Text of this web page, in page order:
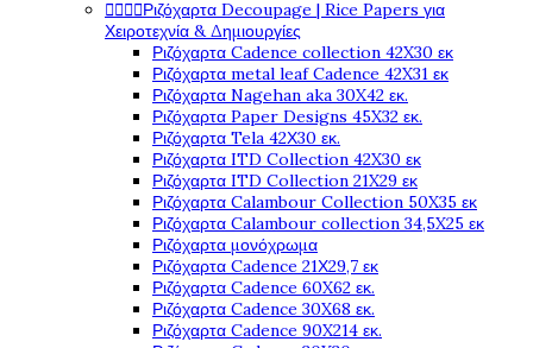
   Ριζόχαρτα Decoupage | Rice Papers για
Χειροτεχνία & Δημιουργίες
Ριζόχαρτα Cadence collection 42X30 εκ
Ριζόχαρτα metal leaf Cadence 42X31 εκ
Ριζόχαρτα Nagehan aka 30X42 εκ.
Ριζόχαρτα Paper Designs 45X32 εκ.
Ριζόχαρτα Tela 42Χ30 εκ.
Ριζόχαρτα ITD Collection 42X30 εκ
Ριζόχαρτα ITD Collection 21X29 εκ
Ριζόχαρτα Calambour Collection 50X35 εκ
Ριζόχαρτα Calambour collection 34,5X25 εκ
Ριζόχαρτα μονόχρωμα
Ριζόχαρτα Cadence 21Χ29,7 εκ
Ριζόχαρτα Cadence 60X62 εκ.
Ριζόχαρτα Cadence 30X68 εκ.
Ριζόχαρτα Cadence 90X214 εκ.